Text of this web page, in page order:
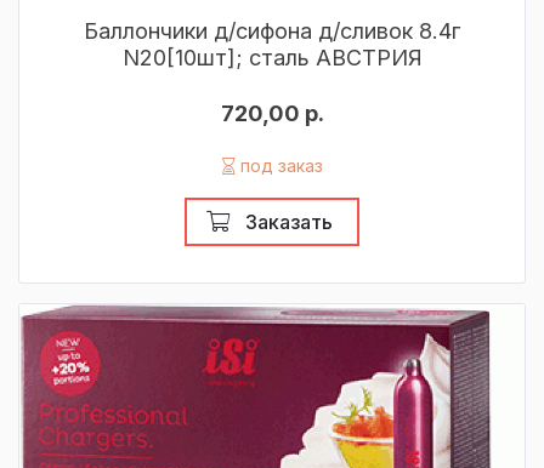
Баллончики д/сифона д/сливок 8.4г
N20[10шт]; сталь АВСТРИЯ
720,00 р.
под заказ
Заказать